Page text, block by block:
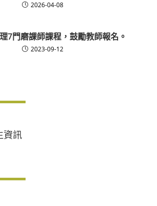
2026-04-08
7門磨課師課程，鼓勵教師報名。
2023-09-12
資訊